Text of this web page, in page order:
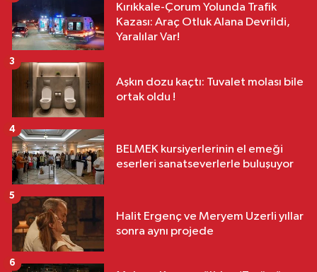
Kırıkkale-Çorum Yolunda Trafik
Kazası: Araç Otluk Alana Devrildi,
Yaralılar Var!
Aşkın dozu kaçtı: Tuvalet molası bile
ortak oldu !
3
BELMEK kursiyerlerinin el emeği
eserleri sanatseverlerle buluşuyor
4
Halit Ergenç ve Meryem Uzerli yıllar
sonra aynı projede
5
6